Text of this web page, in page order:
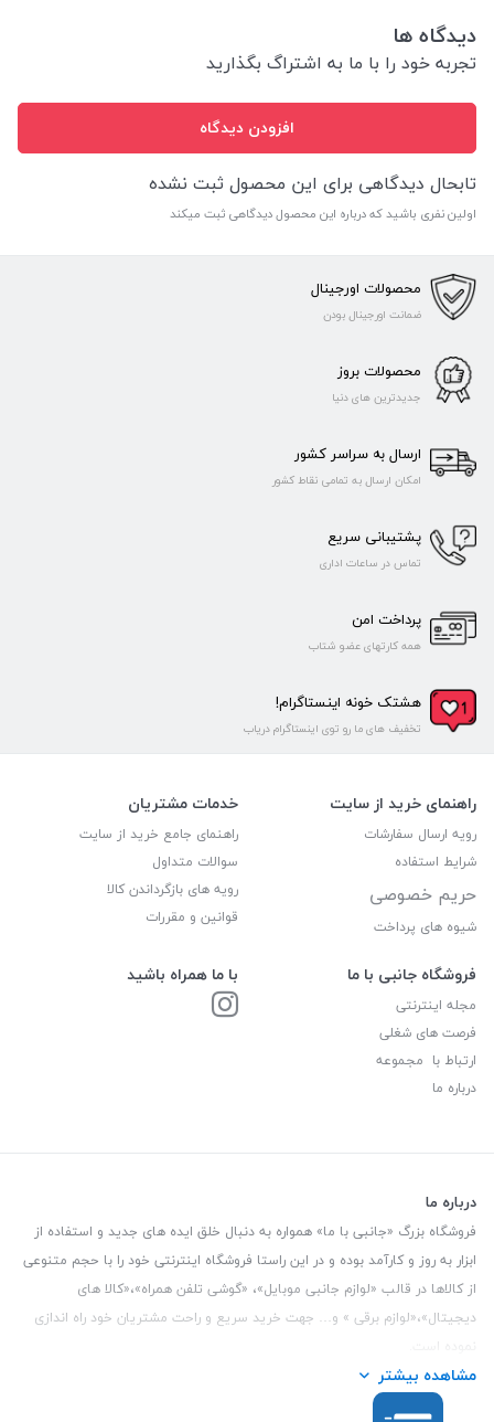
دیدگاه ها
تجربه خود را با ما به اشتراگ بگذارید
افزودن دیدگاه
تابحال دیدگاهی برای این محصول ثبت نشده
اولین نفری باشید که درباره این محصول دیدگاهی ثبت میکند
محصولات اورجینال
ضمانت اورجینال بودن
محصولات بروز
جدیدترین های دنیا
ارسال به سراسر کشور
امکان ارسال به تمامی نقاط کشور
پشتیبانی سریع
تماس در ساعات اداری
پرداخت امن
همه کارتهای عضو شتاب
هشتک خونه اینستاگرام!
تخفیف های ما رو توی اینستاگرام دریاب
راهنمای خرید از سایت
رویه ارسال سفارشات
شرایط استفاده
حریم خصوصی
شیوه های پرداخت
خدمات مشتریان
راهنمای جامع خرید از سایت
سوالات متداول
رویه های بازگرداندن کالا
قوانین و مقررات
فروشگاه جانبی با ما
مجله اینترنتی
فرصت های شغلی
ارتباط با مجموعه
درباره ما
با ما همراه باشید
درباره ما
فروشگاه بزرگ «جانبی با ما» همواره به دنبال خلق ایده های جدید و استفاده از
ابزار به روز و کارآمد بوده و در این راستا فروشگاه اینترنتی خود را با حجم متنوعی
از کالاها در قالب «لوازم جانبی موبایل»، «گوشی تلفن همراه»،«کالا های
دیجیتال»،«لوازم برقی » و… جهت خرید سریع و راحت مشتریان خود راه اندازی
این فروشگاه تمام تلاش خود را نموده تا کالاهایی با کیفیت و با حداقل قیمت
عرضه نماید.
مشاهده بیشتر